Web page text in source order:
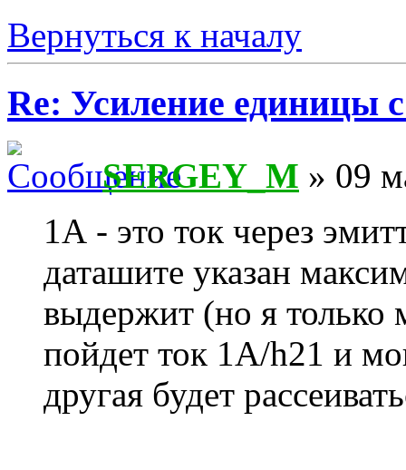
Вернуться к началу
Re: Усиление единицы
SERGEY_M » 09
1А - это ток через
даташите указан
выдержит (но я только
пойдет ток 1А/h21 и
другая будет